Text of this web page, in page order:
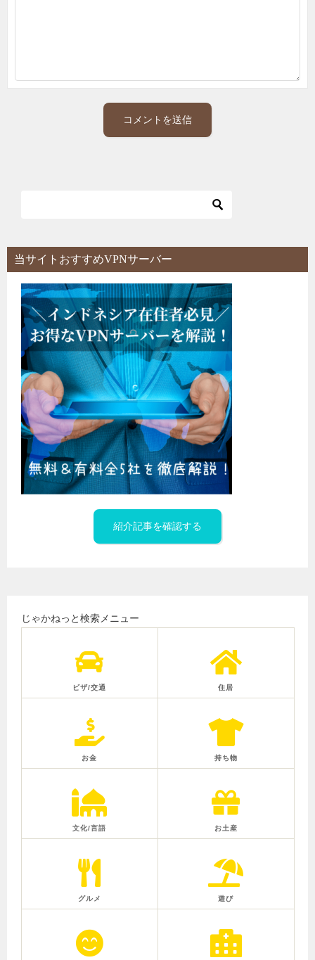
当サイトおすすめVPNサーバー
紹介記事を確認する
じゃかねっと検索メニュー
ビザ/交通 住居
お金 持ち物
文化/言語 お土産
グルメ 遊び